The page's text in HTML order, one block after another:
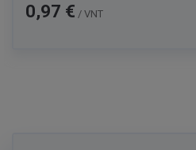
Kaina
0,97 € / VNT